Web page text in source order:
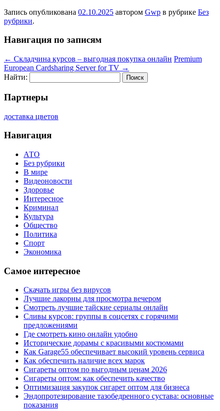
Запись опубликована 02.10.2025 автором Gwp в рубрике Без
рубрики.
Навигация по записям
← Складчина курсов – выгодная покупка онлайн Premium
European Cardsharing Server for TV →
Найти:
Партнеры
доставка цветов
Навигация
АТО
Без рубрики
В мире
Видеоновости
Здоровье
Интересное
Криминал
Культура
Общество
Политика
Спорт
Экономика
Самое интересное
Скачать игры без вирусов
Лучшие лакорны для просмотра вечером
Смотреть лучшие тайские сериалы онлайн
Сливы курсов: группы в соцсетях с горячими
предложениями
Где смотреть кино онлайн удобно
Исторические дорамы с красивыми костюмами
Как Garage55 обеспечивает высокий уровень сервиса
Как обеспечить наличие всех марок
Сигареты оптом по выгодным ценам 2026
Сигареты оптом: как обеспечить качество
Оптимизация закупок сигарет оптом для бизнеса
Эндопротезирование тазобедренного сустава: основные
показания